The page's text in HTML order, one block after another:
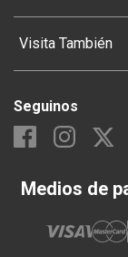
Visita También
Seguinos
Medios de